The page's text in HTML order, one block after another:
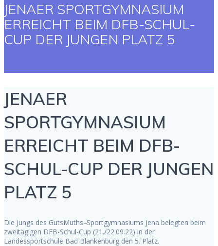
JENAER SPORTGYMNASIUM
ERREICHT BEIM DFB-SCHUL-
CUP DER JUNGEN PLATZ 5
JENAER
SPORTGYMNASIUM
ERREICHT BEIM DFB-
SCHUL-CUP DER JUNGEN
PLATZ 5
Die Jungs des GutsMuths–Sportgymnasiums Jena belegten beim
zweitägigen DFB-Schul-Cup (21./22.09.22) in der
Landessportschule Bad Blankenburg den 5. Platz.